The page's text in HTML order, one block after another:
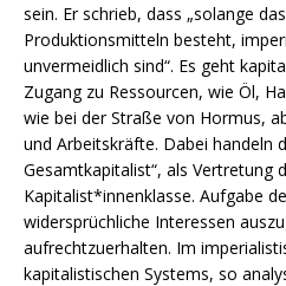
sein. Er schrieb, dass „solange
Produktionsmitteln besteht,
unvermeidlich sind“. Es geht
Zugang zu Ressourcen, wie Öl,
wie bei der Straße von Hormus,
und Arbeitskräfte. Dabei handeln
Gesamtkapitalist“, als Vertretung
Kapitalist*innenklasse. Aufgabe
widersprüchliche Interessen
aufrechtzuerhalten. Im
kapitalistischen Systems, so